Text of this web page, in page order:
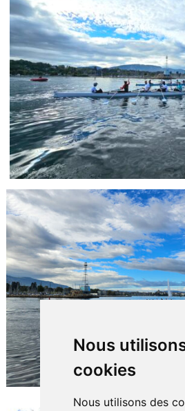
Nous
cookies
Nous utilisons des